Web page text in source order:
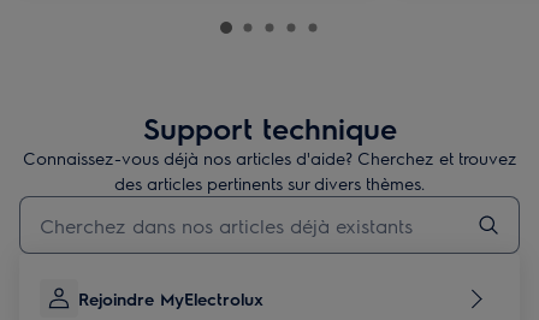
Support technique
Connaissez-vous déjà nos articles d'aide? Cherchez et trouvez
des articles pertinents sur divers thèmes.
Taper pour rechercher des articles de conseils
Rejoindre MyElectrolux